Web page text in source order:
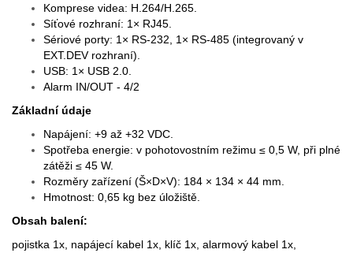
Komprese videa: H.264/H.265.
Síťové rozhraní: 1× RJ45.
Sériové porty: 1× RS-232, 1× RS-485 (integrovaný v
EXT.DEV rozhraní).
USB: 1× USB 2.0.
Alarm IN/OUT - 4/2
Základní údaje
Napájení: +9 až +32 VDC.
Spotřeba energie: v pohotovostním režimu ≤ 0,5 W, při plné
zátěži ≤ 45 W.
Rozměry zařízení (Š×D×V): 184 × 134 × 44 mm.
Hmotnost: 0,65 kg bez úložiště.
Obsah balení:
pojistka 1x, napájecí kabel 1x, klíč 1x, alarmový kabel 1x,